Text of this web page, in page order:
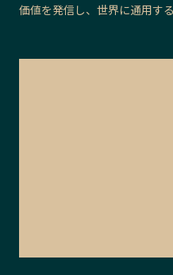
価値を発信し、世界に通用す